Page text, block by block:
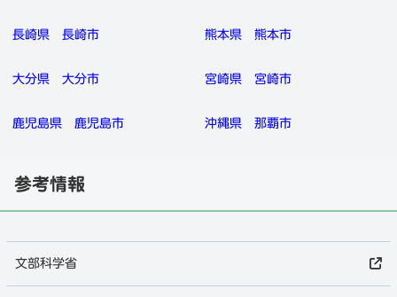
長崎県 長崎市 熊本県 熊本市
大分県 大分市 宮崎県 宮崎市
鹿児島県 鹿児島市 沖縄県 那覇市
参考情報
文部科学省